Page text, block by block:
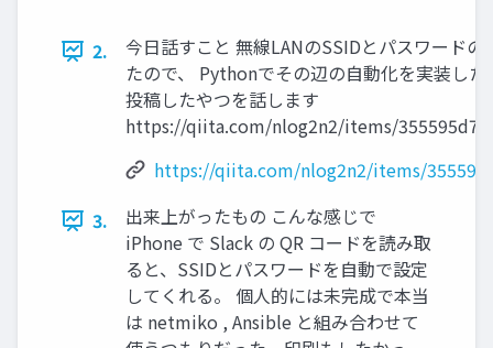
2.
今日話すこと 無線LANのSSIDとパスワードの
たので、 Pythonでその辺の自動化を実装し
投稿したやつを話します
https://qiita.com/nlog2n2/items/
https://qiita.com/nlog2n2/items/
3.
出来上がったもの こんな感じで
iPhone で Slack の QR コードを読み取
ると、SSIDとパスワードを自動で設定
してくれる。 個人的には未完成で本当
は netmiko , Ansible と組み合わせて